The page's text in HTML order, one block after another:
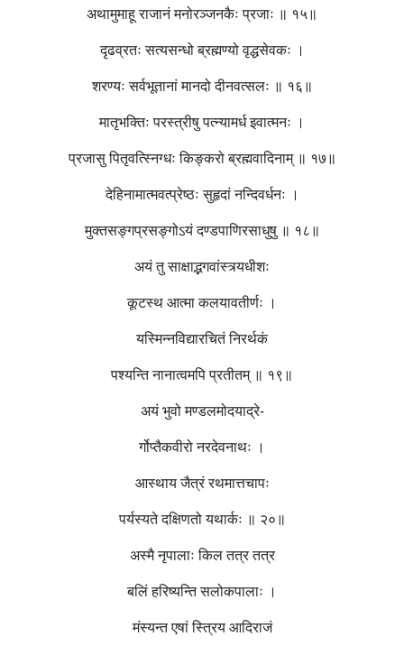
अथामुमाहू राजानं मनोरञ्जनकैः प्रजाः ॥ १५॥
दृढव्रतः सत्यसन्धो ब्रह्मण्यो वृद्धसेवकः ।
शरण्यः सर्वभूतानां मानदो दीनवत्सलः ॥ १६॥
मातृभक्तिः परस्त्रीषु पत्न्यामर्ध इवात्मनः ।
प्रजासु पितृवत्स्निग्धः किङ्करो ब्रह्मवादिनाम् ॥ १७॥
देहिनामात्मवत्प्रेष्ठः सुहृदां नन्दिवर्धनः ।
मुक्तसङ्गप्रसङ्गोऽयं दण्डपाणिरसाधुषु ॥ १८॥
अयं तु साक्षाद्भगवांस्त्र्यधीशः
कूटस्थ आत्मा कलयावतीर्णः ।
यस्मिन्नविद्यारचितं निरर्थकं
पश्यन्ति नानात्वमपि प्रतीतम् ॥ १९॥
अयं भुवो मण्डलमोदयाद्रे-
र्गोप्तैकवीरो नरदेवनाथः ।
आस्थाय जैत्रं रथमात्तचापः
पर्यस्यते दक्षिणतो यथार्कः ॥ २०॥
अस्मै नृपालाः किल तत्र तत्र
बलिं हरिष्यन्ति सलोकपालाः ।
मंस्यन्त एषां स्त्रिय आदिराजं